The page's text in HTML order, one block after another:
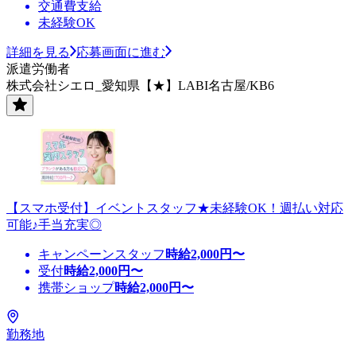
交通費支給
未経験OK
詳細を見る
応募画面に進む
派遣労働者
株式会社シエロ_愛知県【★】LABI名古屋/KB6
【スマホ受付】イベントスタッフ★未経験OK！週払い対応
可能♪手当充実◎
キャンペーンスタッフ 時給2,000円〜
受付時給2,000円〜
携帯ショップ時給2,000円〜
勤務地